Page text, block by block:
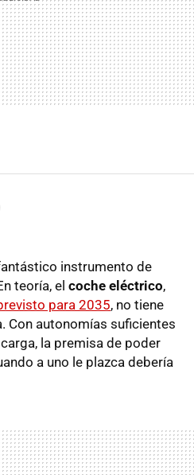
instrumento de
teoría, el coche eléctrico,
para 2035, no tiene
Con autonomías suficientes
la premisa de poder
a uno le plazca debería